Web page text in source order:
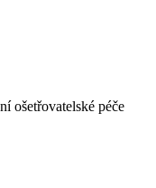
ošetřovatelské péče